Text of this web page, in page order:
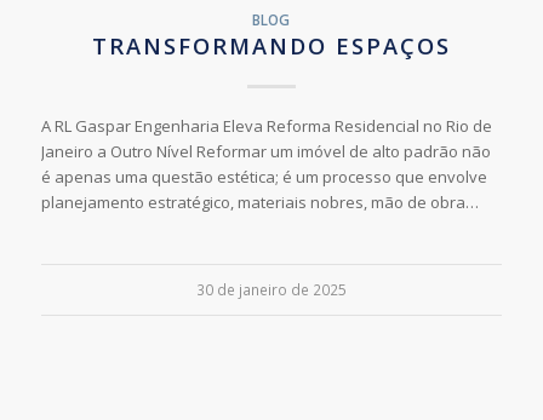
BLOG
TRANSFORMANDO ESPAÇOS
A RL Gaspar Engenharia Eleva Reforma Residencial no Rio de
Janeiro a Outro Nível Reformar um imóvel de alto padrão não
é apenas uma questão estética; é um processo que envolve
planejamento estratégico, materiais nobres, mão de obra…
30 de janeiro de 2025